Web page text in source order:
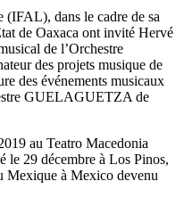
(IFAL), dans le cadre de sa
de Oaxaca ont invité Hervé
de l’Orchestre
des projets musique de
des événements musicaux
GUELAGUETZA de
au Teatro Macedonia
le 29 décembre à Los Pinos,
Mexique à Mexico devenu